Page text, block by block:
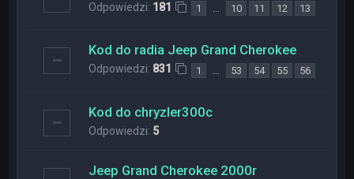
Odpowiedzi: 181 1 … 10 11 12 13
Kod do radia Jeep Grand Cherokee
Odpowiedzi: 831 1 53 54 55 56
Kod do chryzler300c
Odpowiedzi: 5
Jeep Grand Cherokee 2000r